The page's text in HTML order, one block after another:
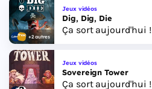
+2 autres
Jeux vidéos
Dig, Dig, Die
Ça sort aujourd'hui !
Jeux vidéos
Sovereign Tower
Ça sort aujourd'hui !